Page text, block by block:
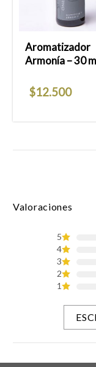
Aromatizador
Armonía – 30
$12.500
Valoraciones
5
4
3
2
1